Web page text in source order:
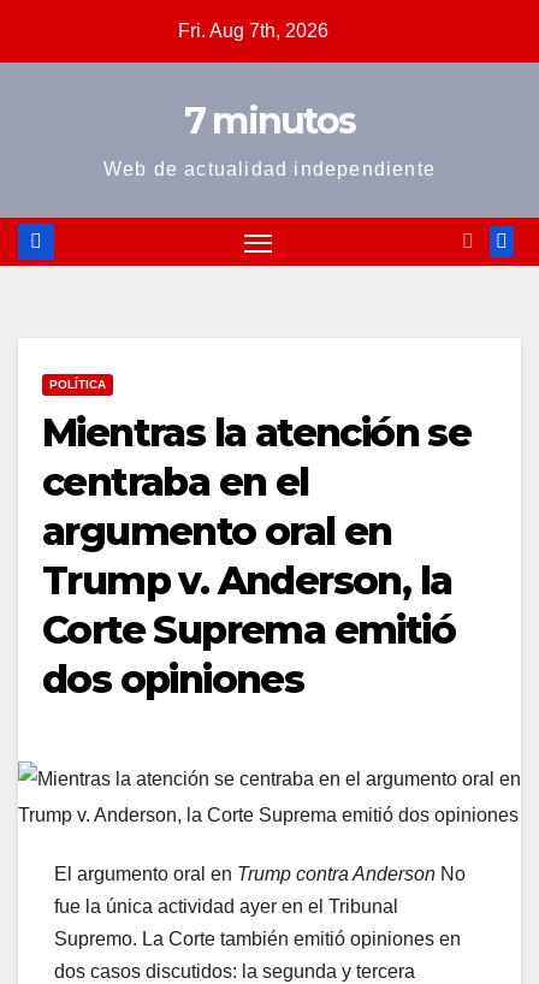
Fri. Aug 7th, 2026
7 minutos
Web de actualidad independiente
POLÍTICA
Mientras la atención se
centraba en el
argumento oral en
Trump v. Anderson, la
Corte Suprema emitió
dos opiniones
El argumento oral en Trump contra Anderson No
fue la única actividad ayer en el Tribunal
Supremo. La Corte también emitió opiniones en
dos casos discutidos: la segunda y tercera